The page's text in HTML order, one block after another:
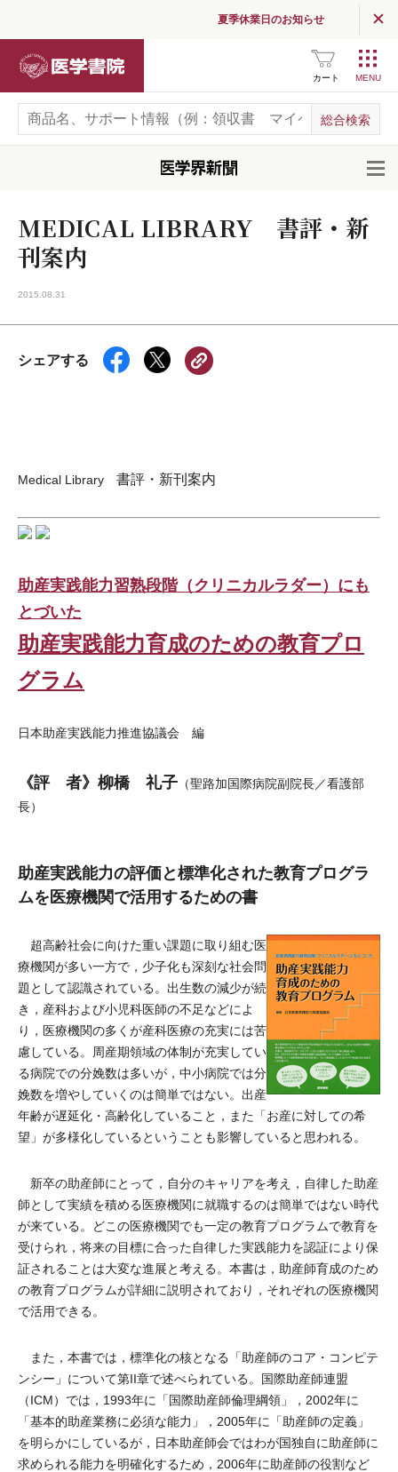
夏季休業日のお知らせ
カート
MEDICAL LIBRARY 書評・新
刊案内
2015.08.31
シェアする
Medical Library 書評・新刊案内
助産実践能力習熟段階（クリニカルラダー）にも
とづいた
助産実践能力育成のための教育プロ
グラム
日本助産実践能力推進協議会 編
《評 者》柳橋 礼子 （聖路加国際病院副院長／看護部
長）
助産実践能力の評価と標準化された教育プログラ
ムを医療機関で活用するための書
超高齢社会に向けた重い課題に取り組む医
療機関が多い一方で，少子化も深刻な社会問
題として認識されている。出生数の減少が続
き，産科および小児科医師の不足などによ
り，医療機関の多くが産科医療の充実には苦
慮している。周産期領域の体制が充実してい
る病院での分娩数は多いが，中小病院では分
娩数を増やしていくのは簡単ではない。出産
年齢が遅延化・高齢化していること，また「お産に対しての希
望」が多様化しているということも影響していると思われる。
新卒の助産師にとって，自分のキャリアを考え，自律した助産
師として実績を積める医療機関に就職するのは簡単ではない時代
が来ている。どこの医療機関でも一定の教育プログラムで教育を
受けられ，将来の目標に合った自律した実践能力を認証により保
証されることは大変な進展と考える。本書は，助産師育成のため
の教育プログラムが詳細に説明されており，それぞれの医療機関
で活用できる。
また，本書では，標準化の核となる「助産師のコア・コンピテ
ンシー」について第II章で述べられている。国際助産師連盟
（ICM）では，1993年に「国際助産師倫理綱領」，2002年に
「基本的助産業務に必須な能力」，2005年に「助産師の定義」
を明らかにしているが，日本助産師会ではわが国独自に助産師に
求められる能力を明確化するため，2006年に助産師の役割など